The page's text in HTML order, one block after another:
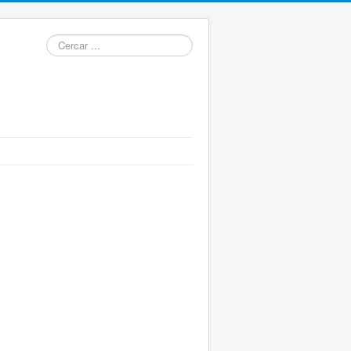
Cercar
...